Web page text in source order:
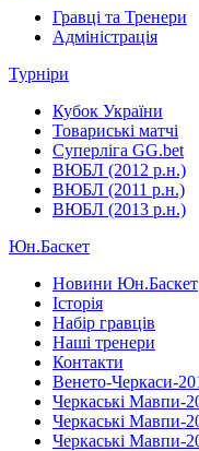
Гравці та Тренери
Адміністрація
Турніри
Кубок України
Товариські матчі
Суперліга GG.bet
ВЮБЛ (2012 р.н.)
ВЮБЛ (2011 р.н.)
ВЮБЛ (2013 р.н.)
Юн.Баскет
Новини Юн.Баскет
Історія
Набір гравців
Наші тренери
Контакти
Венето-Черкаси-
Черкаські Мавпи-
Черкаські Мавпи-
Черкаські Мавпи-